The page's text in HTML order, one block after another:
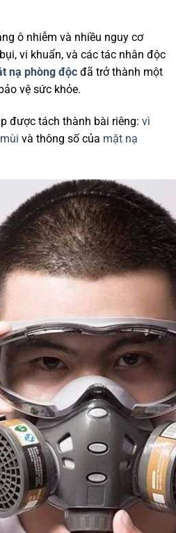
ô nhiễm và nhiều nguy cơ
vi khuẩn, và các tác nhân độc
nạ phòng độc đã trở thành một
vệ sức khỏe.
được tách thành bài riêng: vì
và thông số của mặt nạ